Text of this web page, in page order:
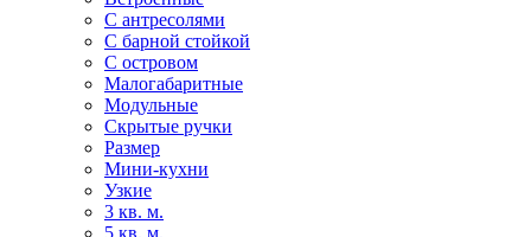
С антресолями
С барной стойкой
С островом
Малогабаритные
Модульные
Скрытые ручки
Размер
Мини-кухни
Узкие
3 кв. м.
5 кв. м.